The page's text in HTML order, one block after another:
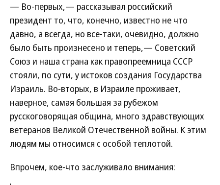
— Во-первых,— рассказывал российский
президент то, что, конечно, известно не что
давно, а всегда, но все-таки, очевидно, должно
было быть произнесено и теперь,— Советский
Союз и наша страна как правопреемница СССР
стояли, по сути, у истоков создания Государства
Израиль. Во-вторых, в Израиле проживает,
наверное, самая большая за рубежом
русскоговорящая община, много здравствующих
ветеранов Великой Отечественной войны. К этим
людям мы относимся с особой теплотой.
Впрочем, кое-что заслуживало внимания: